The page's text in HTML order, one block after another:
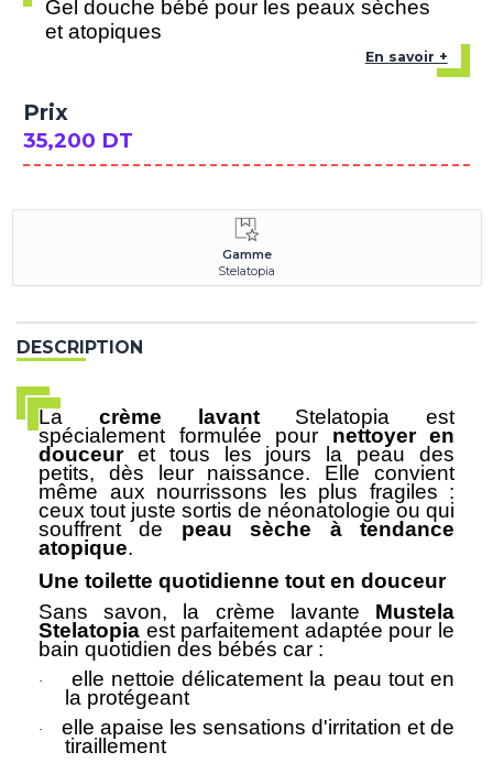
Gel douche bébé pour les peaux sèches
et atopiques
En savoir +
Prix
35,200 DT
Gamme
Stelatopia
DESCRIPTION
La crème lavantStelatopia est
spécialement formulée pour nettoyer en
douceuret tous les jours la peau des
petits, dès leur naissance. Elle convient
même aux nourrissons les plus fragiles :
ceux tout juste sortis de néonatologie ou qui
souffrent de peau sèche à tendance
atopique.
Une toilette quotidienne tout en douceur
Sans savon, la crème lavante Mustela
Stelatopia est parfaitement adaptée pour le
bain quotidien des bébés car :
·
elle nettoie délicatement la peau tout en
la protégeant
·
elle apaise les sensations d'irritation et de
tiraillement